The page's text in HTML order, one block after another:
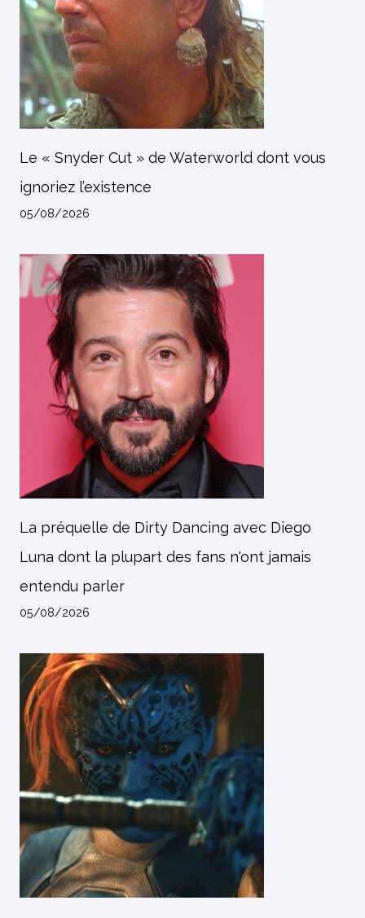
Le « Snyder Cut » de Waterworld dont vous
ignoriez l’existence
05/08/2026
La préquelle de Dirty Dancing avec Diego
Luna dont la plupart des fans n'ont jamais
entendu parler
05/08/2026